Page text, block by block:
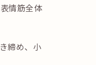
情筋全体
締め、小